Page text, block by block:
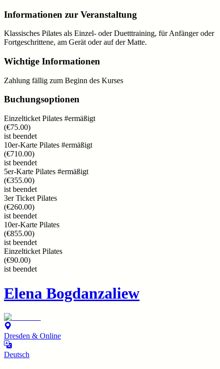
Informationen zur Veranstaltung
Klassisches Pilates als Einzel- oder Duetttraining, für Anfänger oder
Fortgeschrittene, am Gerät oder auf der Matte.
Wichtige Informationen
Zahlung fällig zum Beginn des Kurses
Buchungsoptionen
Einzelticket Pilates #ermäßigt
(€75.00)
ist beendet
10er-Karte Pilates #ermäßigt
(€710.00)
ist beendet
5er-Karte Pilates #ermäßigt
(€355.00)
ist beendet
3er Ticket Pilates
(€260.00)
ist beendet
10er-Karte Pilates
(€855.00)
ist beendet
Einzelticket Pilates
(€90.00)
ist beendet
Elena Bogdanzaliew
Dresden & Online
Deutsch